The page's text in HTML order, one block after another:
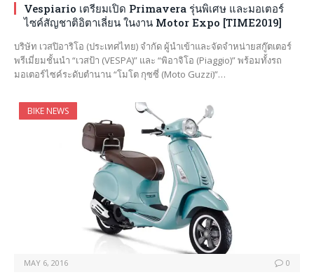
Vespiario เตรียมเปิด Primavera รุ่นพิเศษ และมอเตอร์
ไซค์สัญชาติอิตาเลี่ยน ในงาน Motor Expo [TIME2019]
บริษัท เวสปิอาริโอ (ประเทศไทย) จำกัด ผู้นำเข้าและจัดจำหน่ายสกู๊ตเตอร์
พรีเมี่ยมชั้นนำ “เวสป้า (VESPA)” และ “พิอาจิโอ (Piaggio)” พร้อมทั้งรถ
มอเตอร์ไซค์ระดับตำนาน “โมโต กุซซี่ (Moto Guzzi)”…
BIKE NEWS
MAY 6, 2016 0